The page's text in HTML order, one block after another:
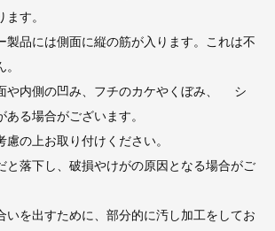
す。
品には側面に縦の筋が入ります。これは不
や内側の凹み、フチのカケやくぼみ、 シ
ある場合がございます。
の上お取り付けください。
と落下し、破損やけがの原因となる場合がご
いを出すために、部分的に汚し加工をしてお